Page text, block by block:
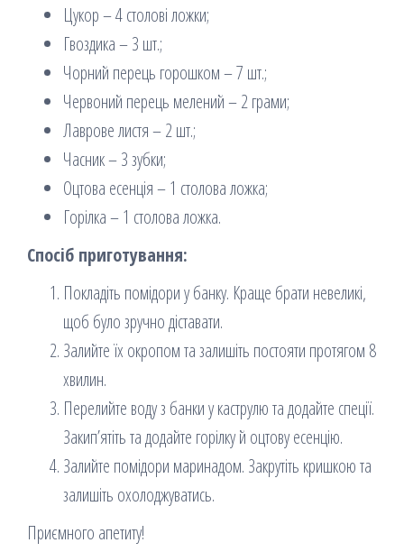
Цукор – 4 столові ложки;
Гвоздика – 3 шт.;
Чорний перець горошком – 7 шт.;
Червоний перець мелений – 2 грами;
Лаврове листя – 2 шт.;
Часник – 3 зубки;
Оцтова есенція – 1 столова ложка;
Горілка – 1 столова ложка.
Спосіб приготування:
Покладіть помідори у банку. Краще брати невеликі,
щоб було зручно діставати.
Залийте їх окропом та залишіть постояти протягом 8
хвилин.
Перелийте воду з банки у каструлю та додайте спеції.
Закип’ятіть та додайте горілку й оцтову есенцію.
Залийте помідори маринадом. Закрутіть кришкою та
залишіть охолоджуватись.
Приємного апетиту!